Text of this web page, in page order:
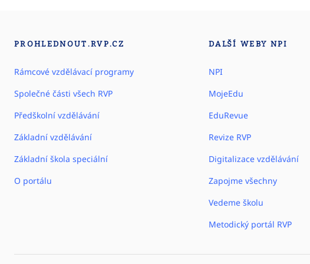
PROHLEDNOUT.RVP.CZ
Rámcové vzdělávací programy
Společné části všech RVP
Předškolní vzdělávání
Základní vzdělávání
Základní škola speciální
O portálu
DALŠÍ WEBY NPI
NPI
MojeEdu
EduRevue
Revize RVP
Digitalizace vzdělávání
Zapojme všechny
Vedeme školu
Metodický portál RVP